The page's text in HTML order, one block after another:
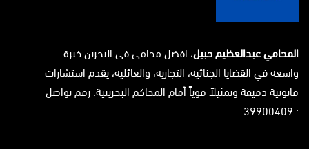
المحامي عبدالعظيم حبيل، افضل محامي في البحرين خبرة
واسعة في القضايا الجنائية، التجارية، والعائلية، يقدم استشارات
قانونية دقيقة وتمثيلاً قوياً أمام المحاكم البحرينية. رقم تواصل
: 39900409 .